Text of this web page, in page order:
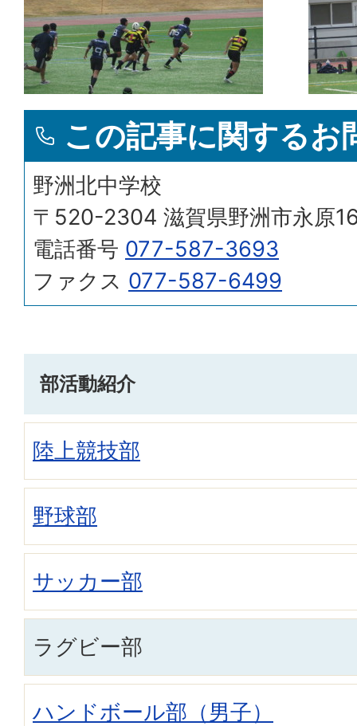
この記事に関するお
野洲北中学校
〒520-2304 滋賀県野洲市永原
電話番号 077-587-3693
ファクス 077-587-6499
部活動紹介
陸上競技部
野球部
サッカー部
ラグビー部
ハンドボール部（男子）